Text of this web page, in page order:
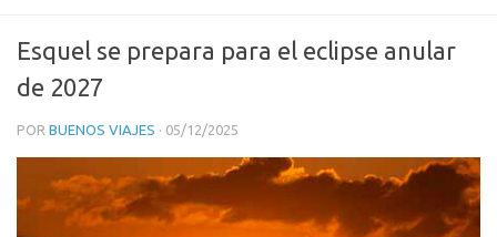
Esquel se prepara para el eclipse anular
de 2027
POR BUENOS VIAJES · 05/12/2025